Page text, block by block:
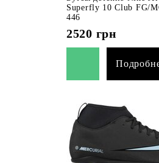
Superfly 10 Club FG/
446
2520 грн